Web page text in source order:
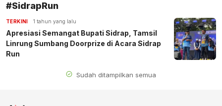
#SidrapRun
TERKINI 1 tahun yang lalu
Apresiasi Semangat Bupati Sidrap, Tamsil
Linrung Sumbang Doorprize di Acara Sidrap
Run
Sudah ditampilkan semua